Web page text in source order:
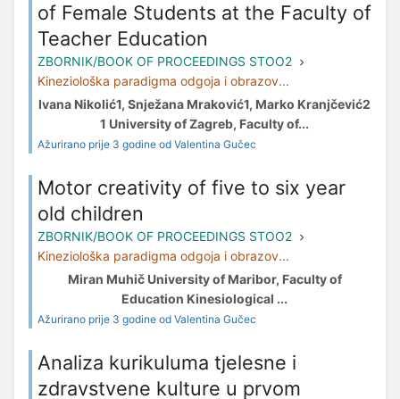
of Female Students at the Faculty of
Teacher Education
ZBORNIK/BOOK OF PROCEEDINGS STOO2
Kineziološka paradigma odgoja i obrazov...
Ivana Nikolić1, Snježana Mraković1, Marko Kranjčević2
1 University of Zagreb, Faculty of...
Ažurirano prije 3 godine od Valentina Gučec
Motor creativity of five to six year
old children
ZBORNIK/BOOK OF PROCEEDINGS STOO2
Kineziološka paradigma odgoja i obrazov...
Miran Muhič University of Maribor, Faculty of
Education Kinesiological ...
Ažurirano prije 3 godine od Valentina Gučec
Analiza kurikuluma tjelesne i
zdravstvene kulture u prvom